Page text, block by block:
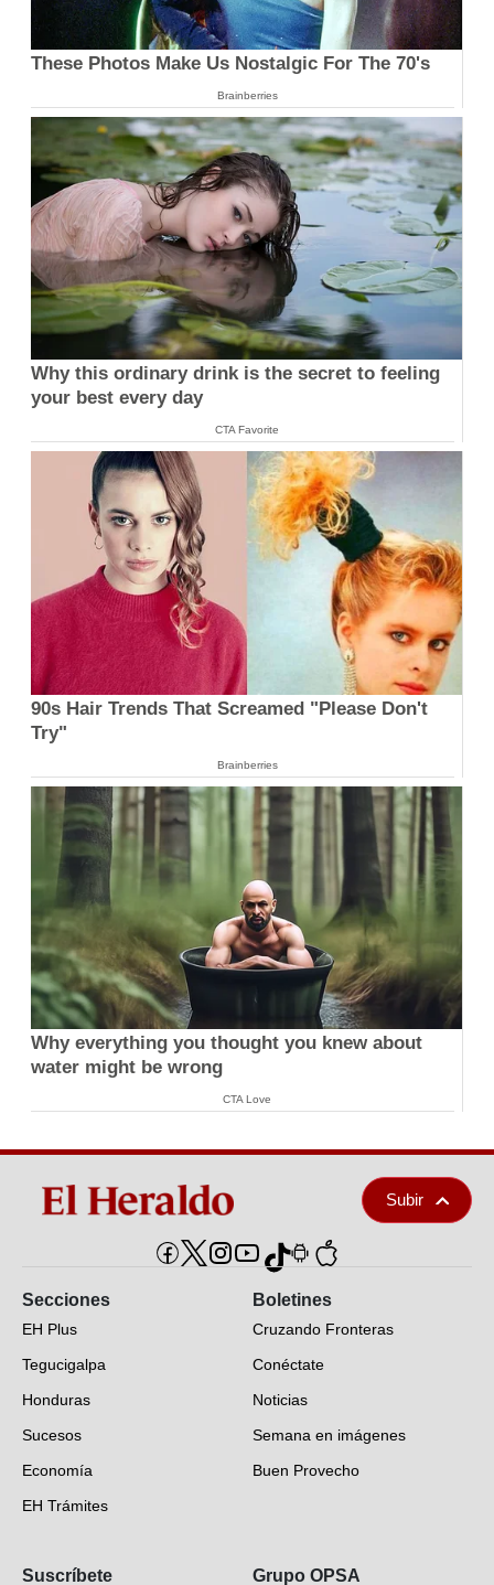
These Photos Make Us Nostalgic For The 70's
Brainberries
Why this ordinary drink is the secret to feeling
your best every day
CTA Favorite
90s Hair Trends That Screamed "Please Don't
Try"
Brainberries
Why everything you thought you knew about
water might be wrong
CTA Love
Subir
Secciones
EH Plus
Tegucigalpa
Honduras
Sucesos
Economía
EH Trámites
EH Verifica
Boletines
Cruzando Fronteras
Conéctate
Noticias
Semana en imágenes
Buen Provecho
Suscríbete Grupo OPSA